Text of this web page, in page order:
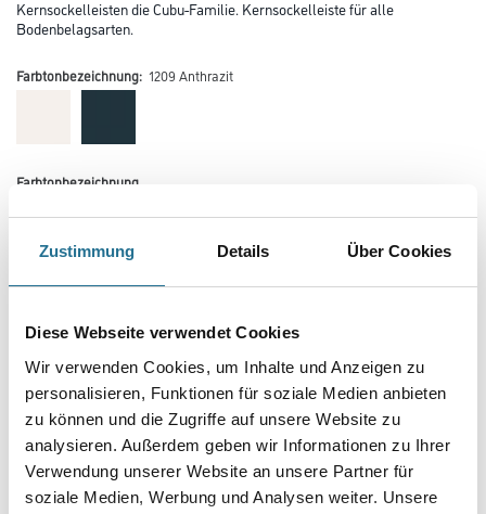
Zustimmung Details Über Cookies
Diese Webseite verwendet Cookies
Wir verwenden Cookies, um Inhalte und Anzeigen zu
personalisieren, Funktionen für soziale Medien anbieten
zu können und die Zugriffe auf unsere Website zu
analysieren. Außerdem geben wir Informationen zu Ihrer
Verwendung unserer Website an unsere Partner für
soziale Medien, Werbung und Analysen weiter. Unsere
Kernsockelleisten die Cubu-Familie. Kernsockelleiste für alle
Bodenbelagsarten.
Farbtonbezeichnung: 1209 Anthrazit
Farbtonbezeichnung
Länge in centimeter
Gebinde